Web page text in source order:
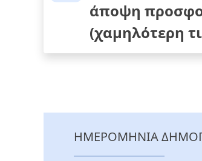
άποψη
(χαμηλότερη
ΗΜΕΡΟΜΗΝΙΑ